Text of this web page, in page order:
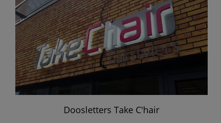
Doosletters Take C'hair